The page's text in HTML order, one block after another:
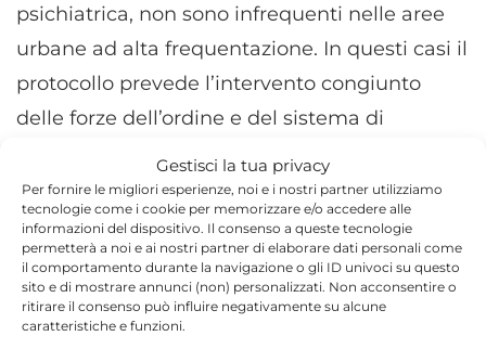
Gestisci la tua privacy
Per fornire le migliori esperienze, noi e i nostri partner utilizziamo
tecnologie come i cookie per memorizzare e/o accedere alle
informazioni del dispositivo. Il consenso a queste tecnologie
permetterà a noi e ai nostri partner di elaborare dati personali come
il comportamento durante la navigazione o gli ID univoci su questo
sito e di mostrare annunci (non) personalizzati. Non acconsentire o
ritirare il consenso può influire negativamente su alcune
caratteristiche e funzioni.
psichiatrica, non sono infrequenti nelle aree
urbane ad alta frequentazione. In questi casi il
protocollo prevede l’intervento congiunto
delle forze dell’ordine e del sistema di
sia la persona coinvolta sia i cittadini presenti.
TORNA IN SICILIA